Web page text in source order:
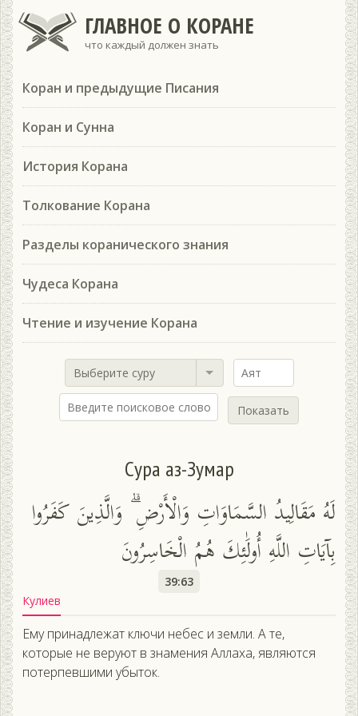
ГЛАВНОЕ О КОРАНЕ
что каждый должен знать
Коран и предыдущие Писания
Коран и Сунна
История Корана
Толкование Корана
Разделы коранического знания
Чудеса Корана
Чтение и изучение Корана
Выберите суру
Показать
Сура аз-Зумар
لَهُ مَقَالِيدُ السَّمَاوَاتِ وَالْأَرْضِ ۗ وَالَّذِينَ كَفَرُوا
بِآيَاتِ اللَّهِ أُولَٰئِكَ هُمُ الْخَاسِرُونَ
39:63
Кулиев
Ему принадлежат ключи небес и земли. А те,
которые не веруют в знамения Аллаха, являются
потерпевшими убыток.